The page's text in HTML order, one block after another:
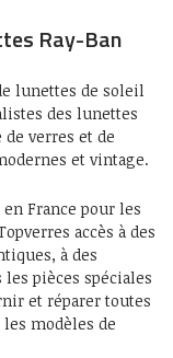
Ray-Ban
lunettes de soleil
des lunettes
de verres et de
et vintage.
France pour les
accès à des
à des
pièces spéciales
et réparer toutes
modèles de